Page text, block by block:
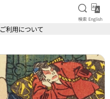
検索を
検索 English
ご利用について